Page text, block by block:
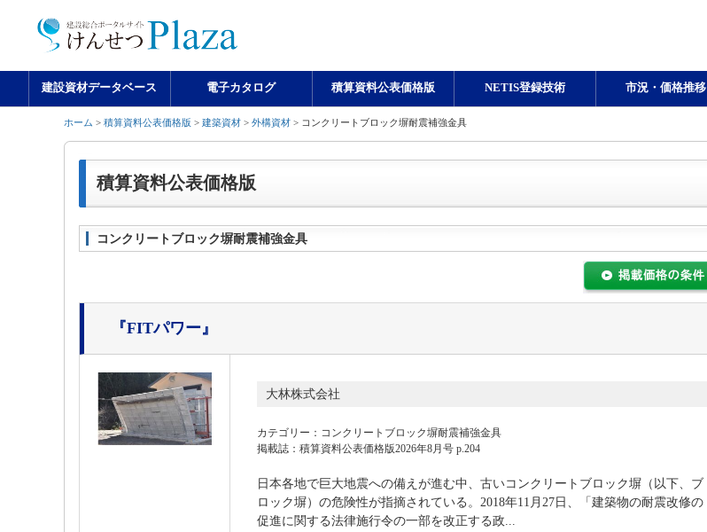
建設資材データベース 電子カタログ 積算資料公表価格版 NETIS登録技術 市況・価格推移
ホーム > 積算資料公表価格版 > 建築資材 > 外構資材 > コンクリートブロック塀耐震補強金具
積算資料公表価格版
コンクリートブロック塀耐震補強金具
『FITパワー』
大林株式会社
カテゴリー：コンクリートブロック塀耐震補強金具
掲載誌：積算資料公表価格版2026年8月号 p.204
日本各地で巨大地震への備えが進む中、古いコンクリートブロック塀（以下、ブ
ロック塀）の危険性が指摘されている。2018年11月27日、「建築物の耐震改修の
促進に関する法律施行令の一部を改正する政...